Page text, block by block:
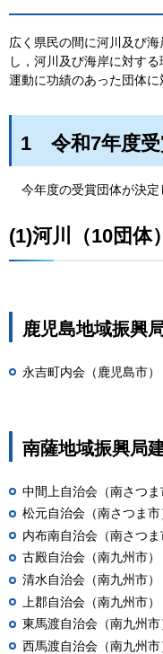
広く県民の間に河川及び
し，河川及び海岸に対す
運動に功績のあった団体に
1 令和7年度
今年度の受賞団体が決定
(1)河川（10団体）
鹿児島地域振興
永吉町内会（鹿児島市）
南薩地域振興局
中間上自治会（南さつま
松元自治会（南さつま市
内布南自治会（南さつま
古殿自治会（南九州市）
清水自治会（南九州市）
上郡自治会（南九州市）
東馬渡自治会（南九州市
西馬渡自治会（南九州市